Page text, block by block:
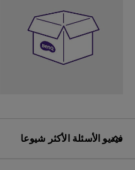
فيديو الأسئلة الأكثر شيوعا